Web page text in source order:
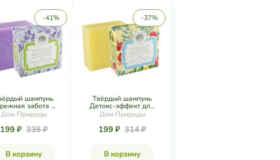
-41%
шампунь
забота ...
Дом Природы
199 ₽ 338 ₽
В корзину
-37%
Твёрдый шампунь
Детокс-эффект дл...
Дом Природы
199 ₽ 314 ₽
В корзину